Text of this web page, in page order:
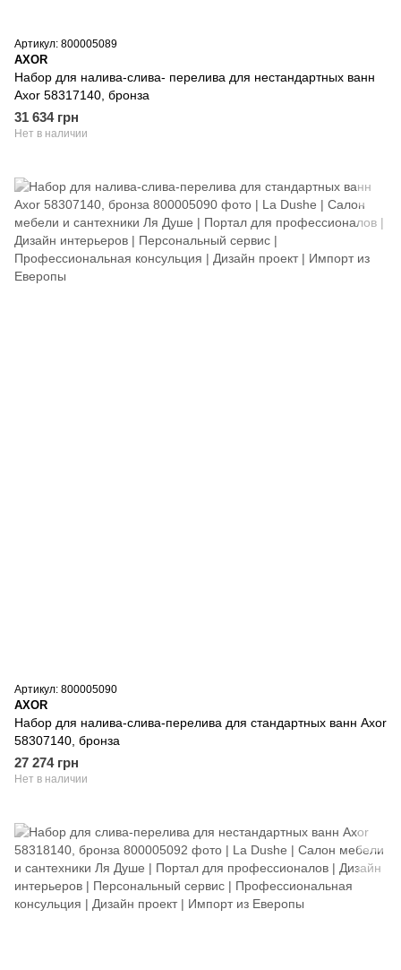
Артикул: 800005089
AXOR
Набор для налива-слива- перелива для нестандартных ванн
Axor 58317140, бронза
31 634 грн
Нет в наличии
Артикул: 800005090
AXOR
Набор для налива-слива-перелива для стандартных ванн Axor
58307140, бронза
27 274 грн
Нет в наличии